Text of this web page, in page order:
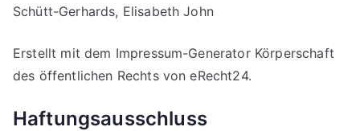
Schütt-Gerhards, Elisabeth John
Erstellt mit dem Impressum-Generator Körperschaft
des öffentlichen Rechts von eRecht24.
Haftungsausschluss